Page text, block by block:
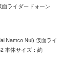
ライダードォーン
Namco Nui) 仮面ライ
本体サイズ：約